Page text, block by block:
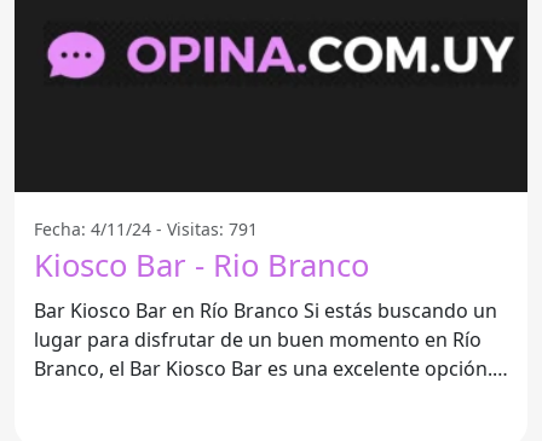
Fecha: 4/11/24 - Visitas: 791
Kiosco Bar - Rio Branco
Bar Kiosco Bar en Río Branco Si estás buscando un
lugar para disfrutar de un buen momento en Río
Branco, el Bar Kiosco Bar es una excelente opción.